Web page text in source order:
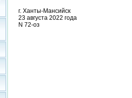
г. Ханты-Мансийск
23 августа 2022 года
N 72-оз